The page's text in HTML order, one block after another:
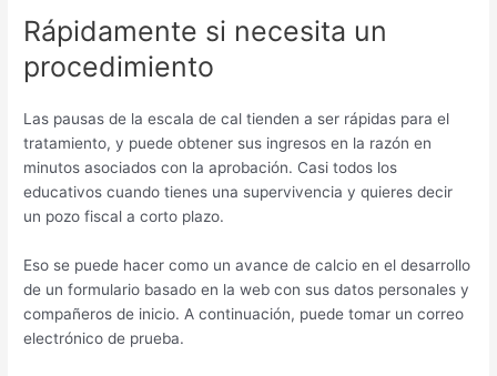
Rápidamente si necesita un
procedimiento
Las pausas de la escala de cal tienden a ser rápidas para el
tratamiento, y puede obtener sus ingresos en la razón en
minutos asociados con la aprobación. Casi todos los
educativos cuando tienes una supervivencia y quieres decir
un pozo fiscal a corto plazo.
Eso se puede hacer como un avance de calcio en el desarrollo
de un formulario basado en la web con sus datos personales y
compañeros de inicio. A continuación, puede tomar un correo
electrónico de prueba.